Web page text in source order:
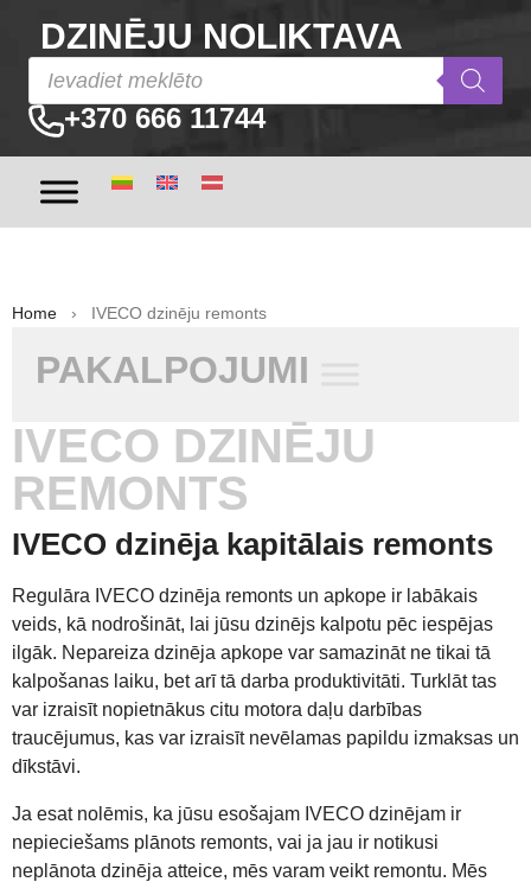
DZINĒJU NOLIKTAVA
+370 666 11744
Home › IVECO dzinēju remonts
PAKALPOJUMI
IVECO DZINĒJU
REMONTS
IVECO dzinēja kapitālais remonts
Regulāra IVECO dzinēja remonts un apkope ir labākais
veids, kā nodrošināt, lai jūsu dzinējs kalpotu pēc iespējas
ilgāk. Nepareiza dzinēja apkope var samazināt ne tikai tā
kalpošanas laiku, bet arī tā darba produktivitāti. Turklāt tas
var izraisīt nopietnākus citu motora daļu darbības
traucējumus, kas var izraisīt nevēlamas papildu izmaksas un
dīkstāvi.
Ja esat nolēmis, ka jūsu esošajam IVECO dzinējam ir
nepieciešams plānots remonts, vai ja jau ir notikusi
neplānota dzinēja atteice, mēs varam veikt remontu. Mēs